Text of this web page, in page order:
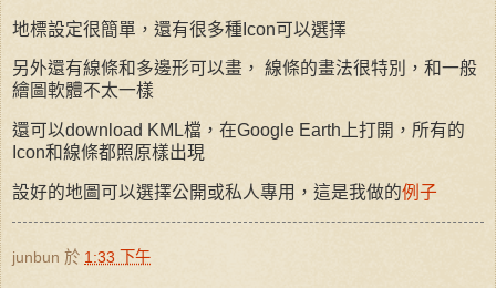
地標設定很簡單，還有很多種Icon可以選擇
另外還有線條和多邊形可以畫， 線條的畫法很特別，和一般
繪圖軟體不太一樣
還可以download KML檔，在Google Earth上打開，所有的
Icon和線條都照原樣出現
設好的地圖可以選擇公開或私人專用，這是我做的例子
junbun 於 1:33 下午